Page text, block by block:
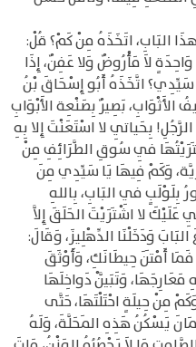
البَابِ، اتَخَذَهُ مِنْ كَمْ؟ قُلْ:
لاَ مَأْرُوضٌ وَلا عَفِنٌ، إِذَا
سَيِّدِي؟ اتَّخَذَهُ أَبُو إِسْحَاقَ بْنُ
بَصِيرٌ بِصَنْعِة الأَبْوَابِ
بِحَياتِي لا اسْتَعَنْتَ إِلا بِهِ
فِي سُوقِ الطَّرَائِفِ مِنْ
وَكَمْ فِيهَا يَا سَيِّدِي مِنَ
بِلَوْلَبٍ فِي البَابِ، بِاللهِ
عَلَيْكَ لا اشْتَرَيْتَ الحَلَقَ إِلاَّ
وَدَخَلْنَا الدِّهْلِيزَ، وَقَالَ:
فَمَا أَمْتَنَ حِيطَانَكِ، وَأَوْثَقَ
وَتَبَيَّنْ دَواخِلَهَا
مِنْ حِيلَةٍ احْتَلْتَهَا، حَتَّى
يَسْكُنُ هَذِهِ المَحَلَّةَ، وَلَهُ